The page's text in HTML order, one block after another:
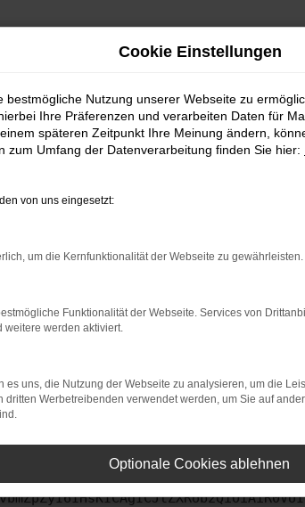
bestimmter Seiten verhindern.
beheben.
auf dem neuesten Stand sind.
kann auch dazu führen, dass
uns bitte. Wir werden versuchen, das
Cookie Einstellungen
bestmögliche Nutzung unserer Webseite zu
Ihre Präferenzen und verarbeiten Daten für
späteren Zeitpunkt Ihre Meinung ändern,
zum Umfang der Datenverarbeitung finden Sie hier:
von uns eingesetzt:
um die Kernfunktionalität der Webseite zu gewährleisten.
Funktionalität der Webseite. Services von
weitere werden aktiviert.
es uns, die Nutzung der Webseite zu analysieren, um die
dritten Werbetreibenden verwendet werden, um Sie auf
Optionale Cookies ablehnen